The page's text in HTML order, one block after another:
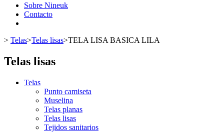
Sobre Nineuk
Contacto
> Telas>Telas lisas>TELA LISA BASICA LILA
Telas lisas
Telas
Punto camiseta
Muselina
Telas planas
Telas lisas
Tejidos sanitarios